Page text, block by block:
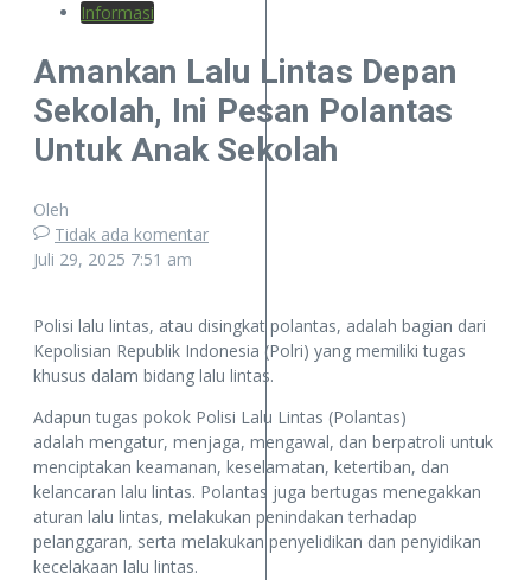
Informasi
Amankan Lalu Lintas Depan
Sekolah, Ini Pesan Polantas
Untuk Anak Sekolah
Oleh
Tidak ada komentar
Juli 29, 2025 7:51 am
Polisi lalu lintas, atau disingkat polantas, adalah bagian dari
Kepolisian Republik Indonesia (Polri) yang memiliki tugas
khusus dalam bidang lalu lintas.
Adapun tugas pokok Polisi Lalu Lintas (Polantas)
adalah mengatur, menjaga, mengawal, dan berpatroli untuk
menciptakan keamanan, keselamatan, ketertiban, dan
kelancaran lalu lintas. Polantas juga bertugas menegakkan
aturan lalu lintas, melakukan penindakan terhadap
pelanggaran, serta melakukan penyelidikan dan penyidikan
kecelakaan lalu lintas.